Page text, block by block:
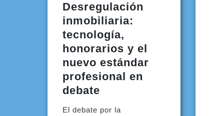
Desregulación
inmobiliaria:
tecnología,
honorarios y el
nuevo estándar
profesional en
debate
El debate por la